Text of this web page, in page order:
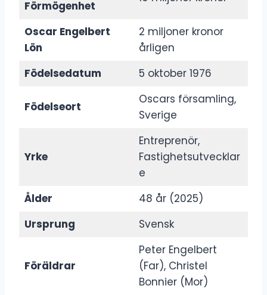
Förmögenhet
Oscar Engelbert
Lön
2 miljoner kronor
årligen
Födelsedatum
5 oktober 1976
Födelseort
Oscars församling,
Sverige
Yrke
Entreprenör,
Fastighetsutvecklar
e
Ålder
48 år (2025)
Ursprung
Svensk
Föräldrar
Peter Engelbert
(Far), Christel
Bonnier (Mor)